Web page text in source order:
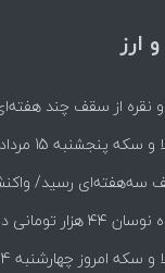
ارز
و نقره از سقف چند
پنجشنبه 15 مرداد
سه‌هفته‌ای رسید/
تنگه هرمز
دلار در چند ماه